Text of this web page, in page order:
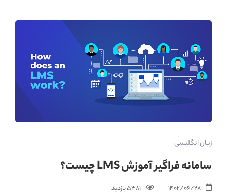
زبان انگلیسی
سامانه فراگیر آموزش LMS چیست؟
1402/06/28 5381 بازدید‌